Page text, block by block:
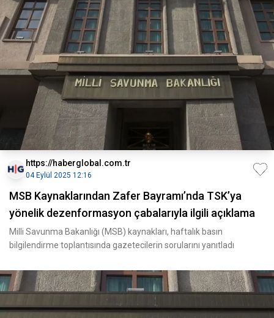
https://haberglobal.com.tr
04 Eylül 2025 12:16
MSB Kaynaklarından Zafer Bayramı’nda TSK’ya
yönelik dezenformasyon çabalarıyla ilgili açıklama
Milli Savunma Bakanlığı (MSB) kaynakları, haftalık basın
bilgilendirme toplantısında gazetecilerin sorularını yanıtladı